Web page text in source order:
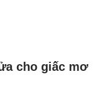
cho giấc mơ